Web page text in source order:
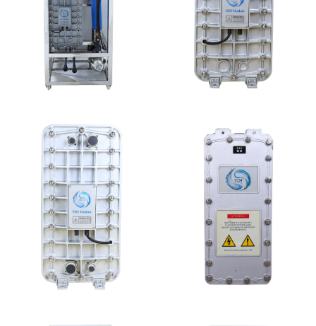
修
MK-TC50 EDI设备
MK-TC100 EDI超纯水
处理设备